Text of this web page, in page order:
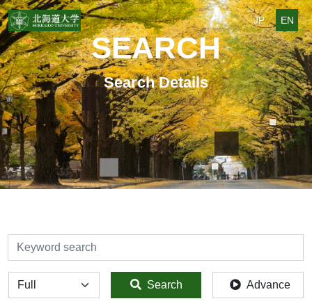
JP EN
SEARCH
Search Details
検索
全体 Search Advance